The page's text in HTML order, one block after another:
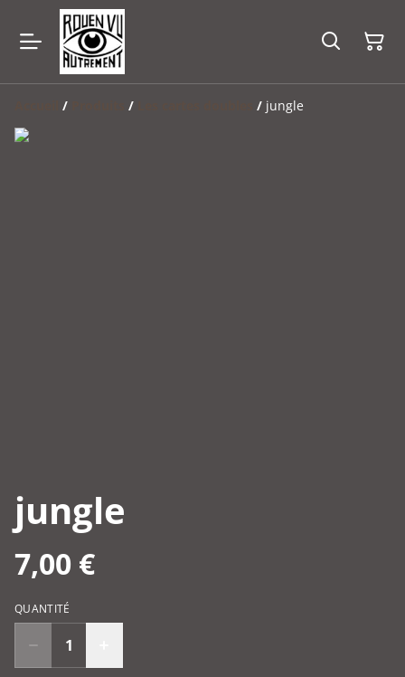
/ / / jungle
jungle
7,00 €
QUANTITÉ